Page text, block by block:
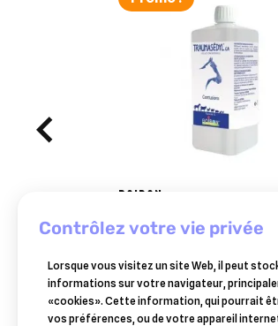
BOIRON
buvable pour traumatismes
Ajouter au panier
contrôlez votre vie privée
Lorsque vous visitez un site Web, il peut
informations sur votre navigateur,
«cookies». Cette information, qui pourrait
vos préférences, ou de votre appareil